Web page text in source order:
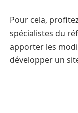
Pour cela,
spécialistes du
apporter les
développer un